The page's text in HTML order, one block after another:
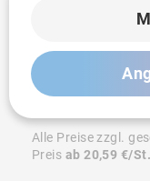
Alle Preise zzgl.
Preis ab 20,59 €/St.